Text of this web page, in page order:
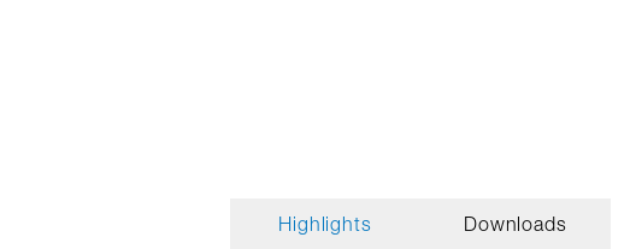
Highlights Downloads